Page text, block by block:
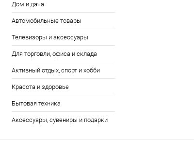
Дом и дача
Автомобильные товары
Телевизоры и аксессуары
Для торговли, офиса и склада
Активный отдых, спорт и хобби
Красота и здоровье
Бытовая техника
Аксессуары, сувениры и подарки